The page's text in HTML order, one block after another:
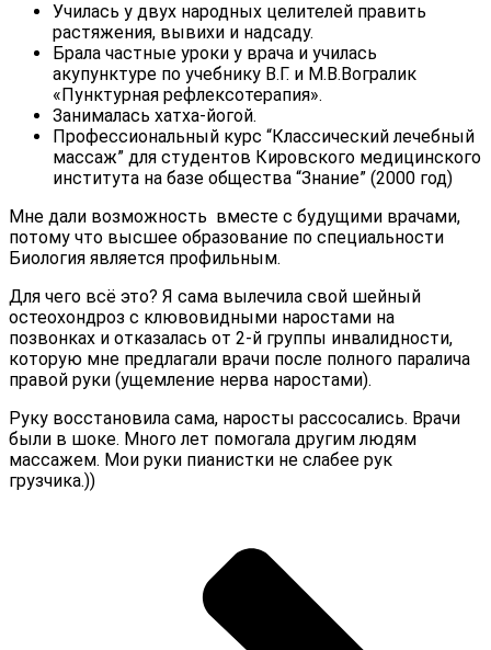
Училась у двух народных целителей править
растяжения, вывихи и надсаду.
Брала частные уроки у врача и училась
акупунктуре по учебнику В.Г. и М.В.Вогралик
«Пунктурная рефлексотерапия».
Занималась хатха-йогой.
Профессиональный курс “Классический лечебный
массаж” для студентов Кировского медицинского
института на базе общества “Знание” (2000 год)
Мне дали возможность вместе с будущими врачами,
потому что высшее образование по специальности
Биология является профильным.
Для чего всё это? Я сама вылечила свой шейный
остеохондроз с клювовидными наростами на
позвонках и отказалась от 2-й группы инвалидности,
которую мне предлагали врачи после полного паралича
правой руки (ущемление нерва наростами).
Руку восстановила сама, наросты рассосались. Врачи
были в шоке. Много лет помогала другим людям
массажем. Мои руки пианистки не слабее рук
грузчика.))